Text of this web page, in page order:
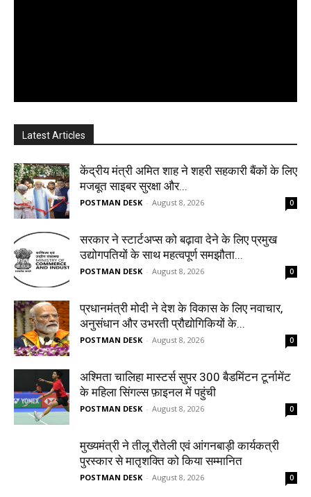
Latest Articles
केंद्रीय मंत्री अमित शाह ने शहरी सहकारी बैंकों के लिए
मजबूत साइबर सुरक्षा और...
POSTMAN DESK - August 8, 2026 0
सरकार ने स्टार्टअप्‍स को बढ़ावा देने के लिए प्रमुख
उद्योगपतियों के साथ महत्‍वपूर्ण समझौता...
POSTMAN DESK - August 8, 2026 0
प्रधानमंत्री मोदी ने देश के विकास के लिए नवाचार,
अनुसंधान और उभरती प्रौद्योगिकियों के...
POSTMAN DESK - August 8, 2026 0
अश्मिता चालिहा मास्टर्स सुपर 300 बैडमिंटन टूर्नामेंट
के महिला सिंगल्स फ़ाइनल में पहुंची
POSTMAN DESK - August 8, 2026 0
मुख्यमंत्री ने तीलू रौतेली एवं आंगनबाड़ी कार्यकत्री
पुरस्कार से मातृशक्ति को किया सम्मानित
POSTMAN DESK - August 8, 2026 0